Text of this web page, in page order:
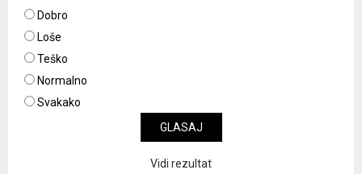
Dobro
Loše
Teško
Normalno
Svakako
Vidi rezultat